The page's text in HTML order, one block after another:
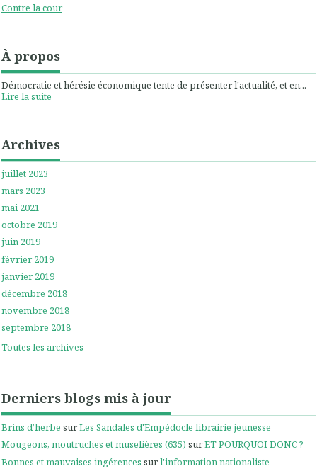
Contre la cour
À propos
Démocratie et hérésie économique tente de présenter l'actualité, et en...
Lire la suite
Archives
juillet 2023
mars 2023
mai 2021
octobre 2019
juin 2019
février 2019
janvier 2019
décembre 2018
novembre 2018
septembre 2018
Toutes les archives
Derniers blogs mis à jour
Brins d’herbe surLes Sandales d'Empédocle librairie jeunesse
Mougeons, moutruches et muselières (635) surET POURQUOI DONC ?
Bonnes et mauvaises ingérences surl'information nationaliste